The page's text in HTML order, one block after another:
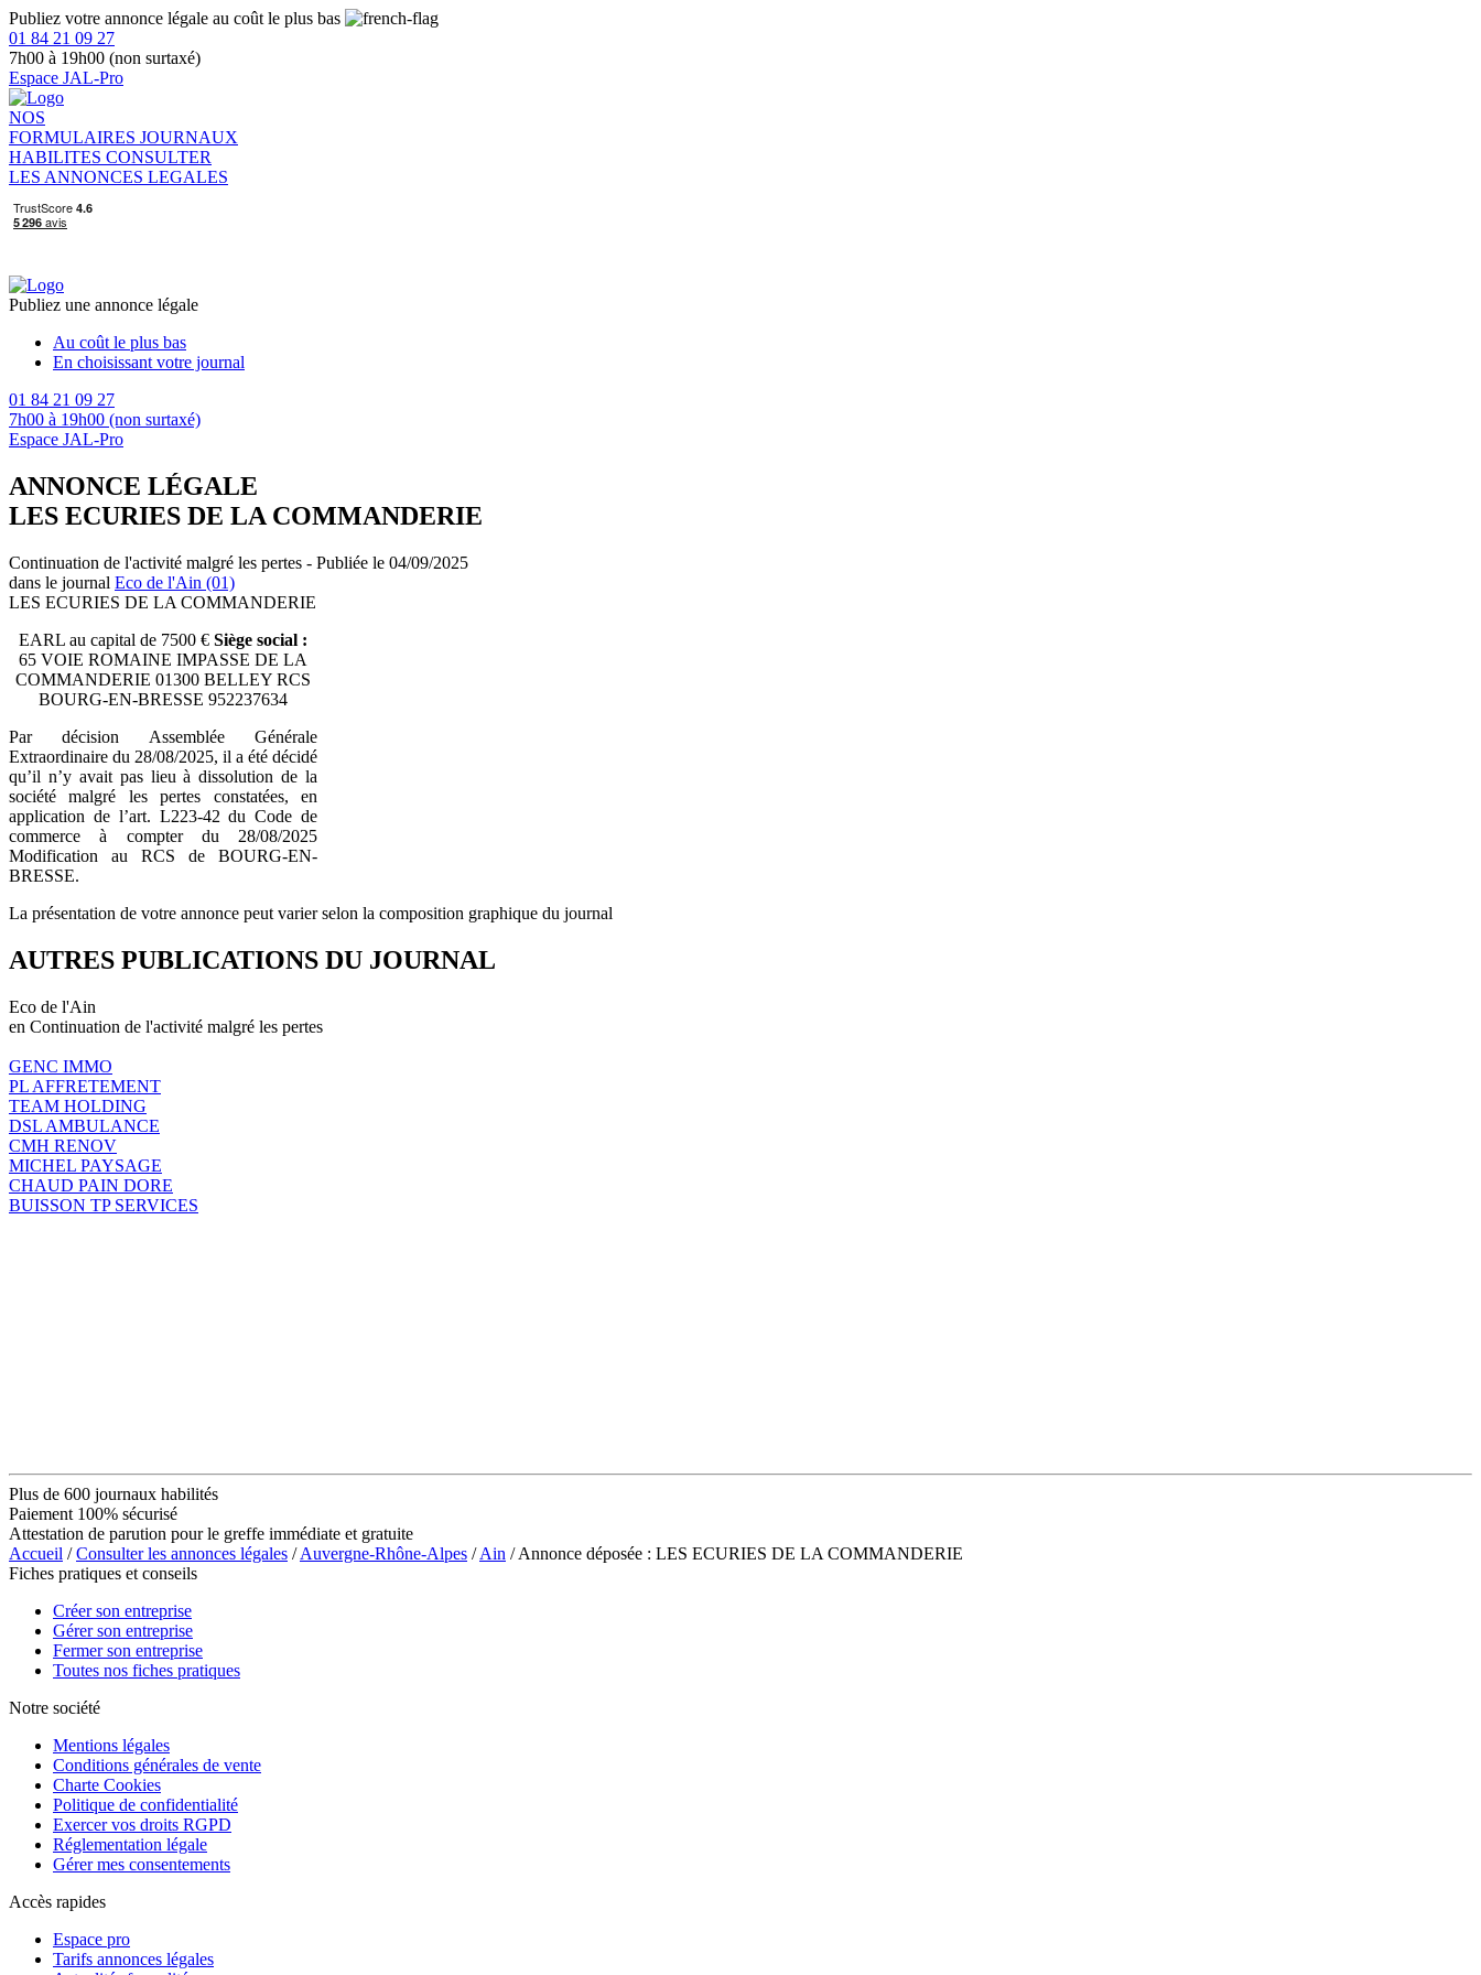
Publiez votre annonce légale au coût le plus bas
01 84 21 09 27
7h00 à 19h00 (non surtaxé)
Espace JAL-Pro
NOS
FORMULAIRES JOURNAUX
HABILITES CONSULTER
LES ANNONCES LEGALES
Publiez une annonce légale
Au coût le plus bas
En choisissant votre journal
01 84 21 09 27
7h00 à 19h00 (non surtaxé)
Espace JAL-Pro
ANNONCE LÉGALE
LES ECURIES DE LA COMMANDERIE
Continuation de l'activité malgré les pertes - Publiée le 04/09/2025
dans le journal Eco de l'Ain (01)
LES ECURIES DE LA COMMANDERIE
EARL au capital de 7500 € Siège social :
65 VOIE ROMAINE IMPASSE DE LA
COMMANDERIE 01300 BELLEY RCS
BOURG-EN-BRESSE 952237634
Par décision Assemblée Générale
Extraordinaire du 28/08/2025, il a été décidé
qu’il n’y avait pas lieu à dissolution de la
société malgré les pertes constatées, en
application de l’art. L223-42 du Code de
commerce à compter du 28/08/2025
Modification au RCS de BOURG-EN-
BRESSE.
La présentation de votre annonce peut varier selon la composition graphique du journal
AUTRES PUBLICATIONS DU JOURNAL
Eco de l'Ain
en Continuation de l'activité malgré les pertes
GENC IMMO
PL AFFRETEMENT
TEAM HOLDING
DSL AMBULANCE
CMH RENOV
MICHEL PAYSAGE
CHAUD PAIN DORE
BUISSON TP SERVICES
Plus de 600 journaux habilités
Paiement 100% sécurisé
Attestation de parution pour le greffe immédiate et gratuite
Accueil /Consulter les annonces légales /Auvergne-Rhône-Alpes /Ain / Annonce déposée : LES ECURIES DE LA COMMANDERIE
Fiches pratiques et conseils
Créer son entreprise
Gérer son entreprise
Fermer son entreprise
Toutes nos fiches pratiques
Notre société
Mentions légales
Conditions générales de vente
Charte Cookies
Politique de confidentialité
Exercer vos droits RGPD
Réglementation légale
Gérer mes consentements
Accès rapides
Espace pro
Tarifs annonces légales